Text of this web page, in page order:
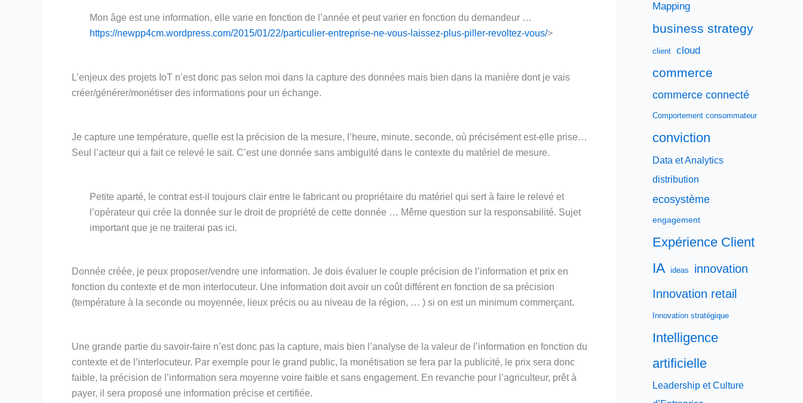
Mon âge est une information, elle varie en fonction de l’année et peut varier en fonction du demandeur …
https://newpp4cm.wordpress.com/2015/01/22/particulier-entreprise-ne-vous-laissez-plus-piller-revoltez-vous/>
L’enjeux des projets IoT n’est donc pas selon moi dans la capture des données mais bien dans la manière dont je vais
créer/générer/monétiser des informations pour un échange.
Je capture une température, quelle est la précision de la mesure, l’heure, minute, seconde, où précisément est-elle prise…
Seul l’acteur qui a fait ce relevé le sait. C’est une donnée sans ambiguïté dans le contexte du matériel de mesure.
Petite aparté, le contrat est-il toujours clair entre le fabricant ou propriétaire du matériel qui sert à faire le relevé et
l’opérateur qui crée la donnée sur le droit de propriété de cette donnée … Même question sur la responsabilité. Sujet
important que je ne traiterai pas ici.
Donnée créée, je peux proposer/vendre une information. Je dois évaluer le couple précision de l’information et prix en
fonction du contexte et de mon interlocuteur. Une information doit avoir un coût différent en fonction de sa précision
(température à la seconde ou moyennée, lieux précis ou au niveau de la région, … ) si on est un minimum commerçant.
Une grande partie du savoir-faire n’est donc pas la capture, mais bien l’analyse de la valeur de l’information en fonction du
contexte et de l’interlocuteur. Par exemple pour le grand public, la monétisation se fera par la publicité, le prix sera donc
faible, la précision de l’information sera moyenne voire faible et sans engagement. En revanche pour l’agriculteur, prêt à
payer, il sera proposé une information précise et certifiée.
Mapping
business strategy
client cloud
commerce
commerce connecté
Comportement consommateur
conviction
Data et Analytics
distribution
ecosystème
engagement
Expérience Client
IA ideas
innovation
Innovation retail
Innovation stratégique
Intelligence
artificielle
Leadership et Culture